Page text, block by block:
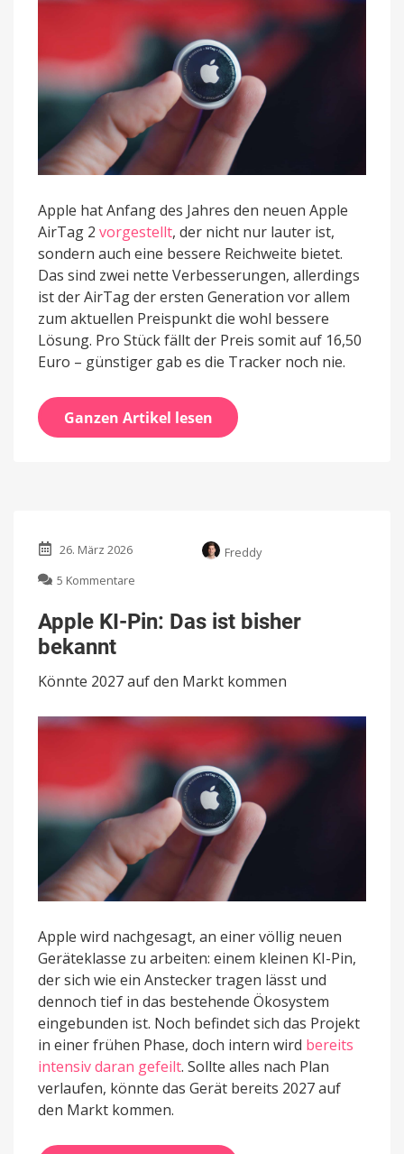
Apple hat Anfang des Jahres den neuen Apple
AirTag 2 vorgestellt, der nicht nur lauter ist,
sondern auch eine bessere Reichweite bietet.
Das sind zwei nette Verbesserungen, allerdings
ist der AirTag der ersten Generation vor allem
zum aktuellen Preispunkt die wohl bessere
Lösung. Pro Stück fällt der Preis somit auf 16,50
Euro – günstiger gab es die Tracker noch nie.
Ganzen Artikel lesen
26. März 2026
Freddy
5 Kommentare
KI-
Pin:
bisher
Apple KI-Pin: Das ist bisher
bekannt
Könnte 2027 auf den Markt kommen
Apple wird nachgesagt, an einer völlig neuen
Geräteklasse zu arbeiten: einem kleinen KI-Pin,
der sich wie ein Anstecker tragen lässt und
dennoch tief in das bestehende Ökosystem
eingebunden ist. Noch befindet sich das Projekt
in einer frühen Phase, doch intern wird bereits
intensiv daran gefeilt. Sollte alles nach Plan
verlaufen, könnte das Gerät bereits 2027 auf
den Markt kommen.